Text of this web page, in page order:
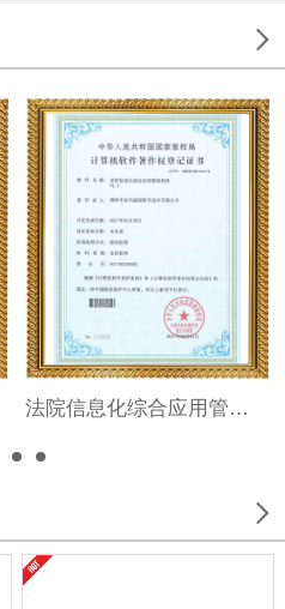

法院信息化综合应用管理系统V1.0
